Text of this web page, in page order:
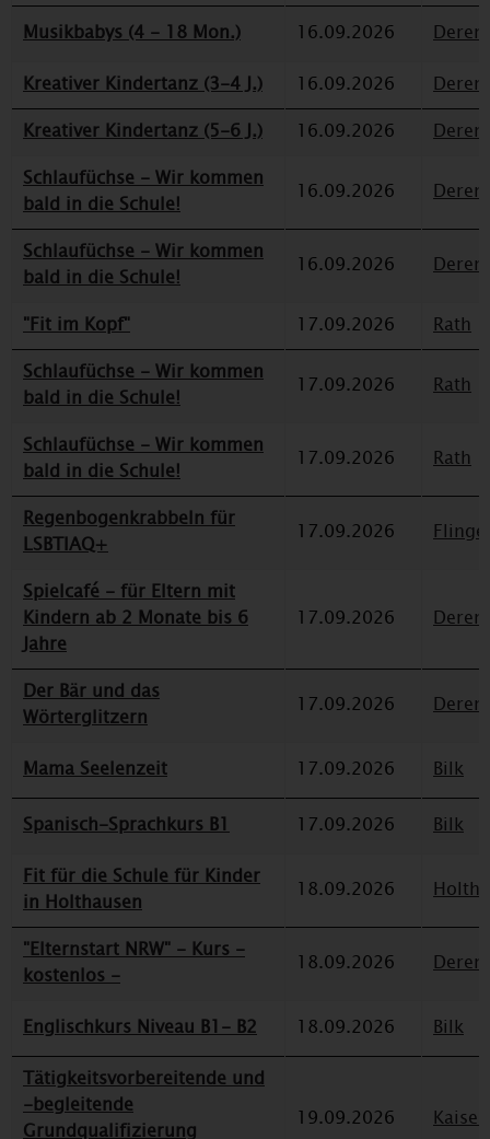
Musikbabys (4 - 18 Mon.) 16.09.2026
Kreativer Kindertanz (3-4 J.)
16.09.2026
Kreativer Kindertanz (5-6 J.)
16.09.2026
Schlaufüchse - Wir kommen
bald in die Schule!
16.09.2026
Schlaufüchse - Wir kommen
bald in die Schule!
16.09.2026
"Fit im Kopf" 17.09.2026
Rath
Schlaufüchse - Wir kommen
bald in die Schule!
17.09.2026 Rath
Schlaufüchse - Wir kommen
bald in die Schule!
17.09.2026 Rath
Regenbogenkrabbeln für
LSBTIAQ+
17.09.2026
Spielcafé - für Eltern mit
Kindern ab 2 Monate bis 6
Jahre
17.09.2026
Der Bär und das
Wörterglitzern
17.09.2026
Mama Seelenzeit 17.09.2026 Bilk
Spanisch-Sprachkurs B1 17.09.2026
Bilk
Fit für die Schule für Kinder
in Holthausen
18.09.2026
"Elternstart NRW" - Kurs -
kostenlos -
18.09.2026
Englischkurs Niveau B1- B2 18.09.2026
Bilk
Tätigkeitsvorbereitende und
-begleitende
Grundqualifizierung
19.09.2026